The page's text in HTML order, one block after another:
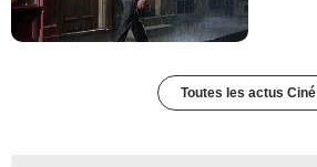
Toutes les actus Ciné